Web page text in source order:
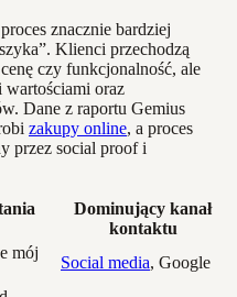
znacznie bardziej
Klienci przechodzą
czy funkcjonalność, ale
wartościami oraz
Dane z raportu Gemius
zakupy online, a proces
przez social proof i
Dominujący kanał
kontaktu
mój
Social media, Google